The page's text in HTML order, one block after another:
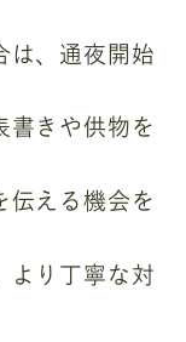
は、通夜開始
書きや供物を
伝える機会を
より丁寧な対